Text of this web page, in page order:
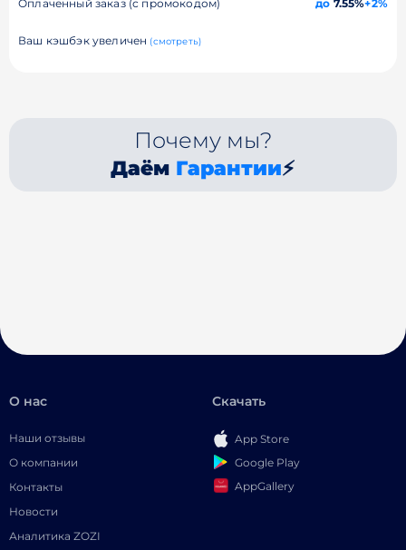
Оплаченный заказ (с промокодом) до 7.55%+2%
Ваш кэшбэк увеличен (смотреть)
Почему мы?
Даём Гарантии⚡
О нас
Наши отзывы
О компании
Контакты
Новости
Аналитика ZOZI
Скачать
App Store
Google Play
AppGallery